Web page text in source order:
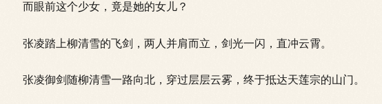
而眼前这个少女，竟是她的女儿？
张凌踏上柳清雪的飞剑，两人并肩而立，剑光一闪，直冲云霄。
张凌御剑随柳清雪一路向北，穿过层层云雾，终于抵达天莲宗的山门。